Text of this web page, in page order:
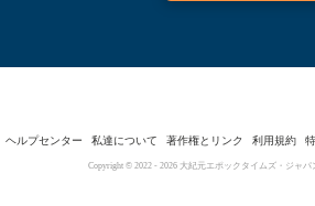
ヘルプセンター 私達について 著作権とリンク 利用規約
Copyright © 2022 - 2026 大紀元エポックタイムズ・ジャ